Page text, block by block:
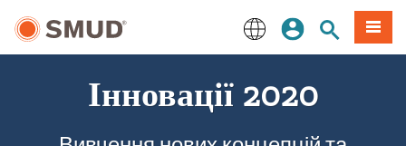
до
English
Увійдіть
Пошук по
Меню
Інновації 2020